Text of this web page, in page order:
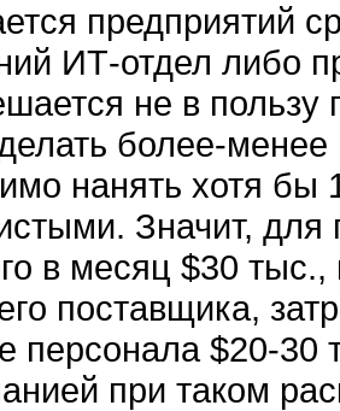
предприятий
ИТ-отдел либо
не в
более-менее
нанять хотя бы
Значит, для
в месяц $30
поставщика,
персонала $20-30
при таком